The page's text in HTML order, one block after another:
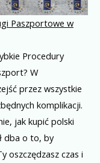
Paszportowe w
Procedury
W
przez wszystkie
komplikacji.
jak kupić polski
dba o to, by
oszczędzasz czas i